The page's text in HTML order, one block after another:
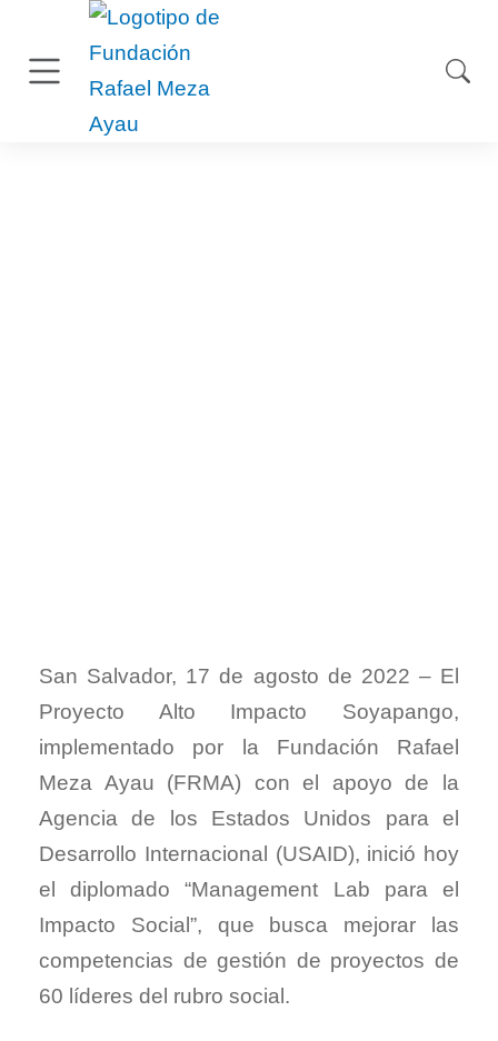
San Salvador, 17 de agosto de 2022 – El
Proyecto Alto Impacto Soyapango,
implementado por la Fundación Rafael
Meza Ayau (FRMA) con el apoyo de la
Agencia de los Estados Unidos para el
Desarrollo Internacional (USAID), inició hoy
el diplomado “Management Lab para el
Impacto Social”, que busca mejorar las
competencias de gestión de proyectos de
60 líderes del rubro social.